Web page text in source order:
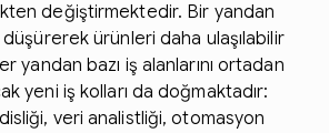
değiştirmektedir. Bir yandan
ürünleri daha ulaşılabilir
yandan bazı iş alanlarını ortadan
yeni iş kolları da doğmaktadır:
veri analistliği, otomasyon